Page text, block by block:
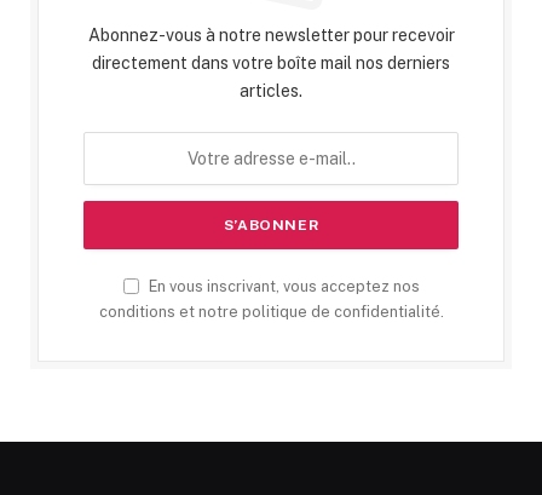
Abonnez-vous à notre newsletter pour recevoir
directement dans votre boîte mail nos derniers
articles.
En vous inscrivant, vous acceptez nos
conditions et notre politique de confidentialité.